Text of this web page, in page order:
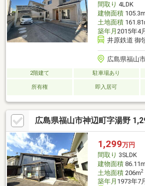
間取り 4LDK
建物面積105.3m
土地面積
築年月 2015年4
井原鉄道 御
広島県福山
2階建て 駐車場あり
所有権 即入居可
広島県福山市神辺町字湯野
1,299万円
間取り 3SLDK
建物面積86.11m
土地面積206m2
築年月 1973年7